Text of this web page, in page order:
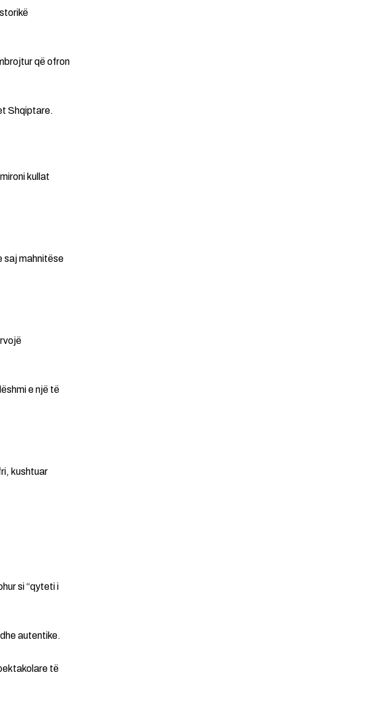
që ofron
Shqiptare.
kullat
saj mahnitëse
e një të
kushtuar
si “qyteti i
autentike.
të